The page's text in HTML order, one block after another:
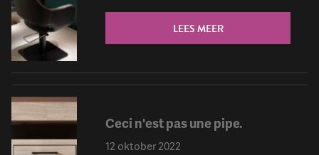
LEES MEER
Ceci n'est pas une pipe.
12 oktober 2022